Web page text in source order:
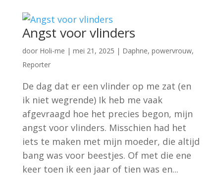
Angst voor vlinders
door Holi-me | mei 21, 2025 | Daphne, powervrouw,
Reporter
De dag dat er een vlinder op me zat (en
ik niet wegrende) Ik heb me vaak
afgevraagd hoe het precies begon, mijn
angst voor vlinders. Misschien had het
iets te maken met mijn moeder, die altijd
bang was voor beestjes. Of met die ene
keer toen ik een jaar of tien was en...